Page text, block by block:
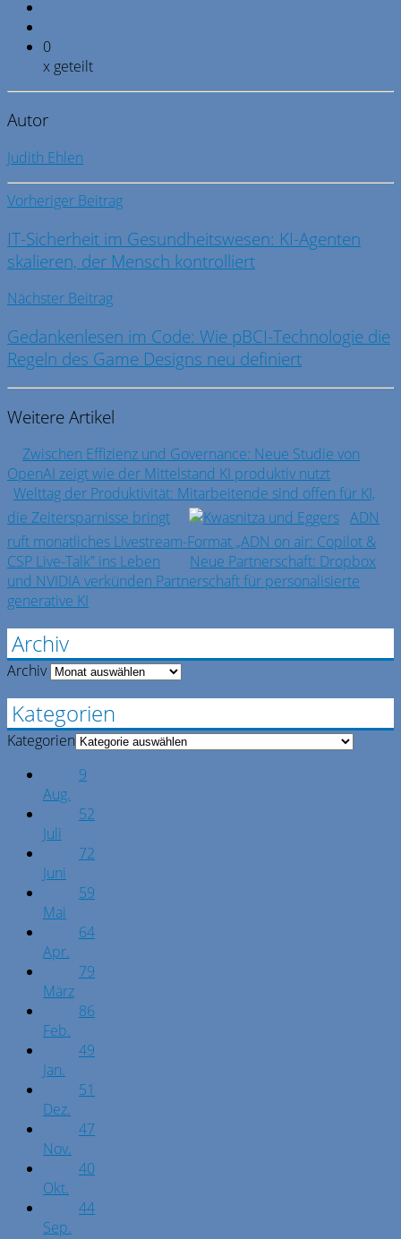
0
x geteilt
Autor
Judith Ehlen
Vorheriger Beitrag
IT-Sicherheit im Gesundheitswesen: KI-Agenten
skalieren, der Mensch kontrolliert
Nächster Beitrag
Gedankenlesen im Code: Wie pBCI-Technologie die
Regeln des Game Designs neu definiert
Weitere Artikel
Zwischen Effizienz und Governance: Neue Studie von
OpenAI zeigt wie der Mittelstand KI produktiv nutzt
Welttag der Produktivität: Mitarbeitende sind offen für KI,
die Zeitersparnisse bringt
ADN
ruft monatliches Livestream-Format „ADN on air: Copilot &
CSP Live-Talk” ins Leben
Neue Partnerschaft: Dropbox
und NVIDIA verkünden Partnerschaft für personalisierte
generative KI
Archiv
Archiv
Kategorien
Kategorien
9
Aug.
52
Juli
72
Juni
59
Mai
64
Apr.
79
März
86
Feb.
49
Jan.
51
Dez.
47
Nov.
40
Okt.
44
Sep.